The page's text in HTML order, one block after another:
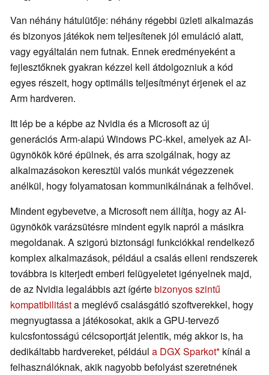
Van néhány hátulütője: néhány régebbi üzleti alkalmazás
és bizonyos játékok nem teljesítenek jól emuláció alatt,
vagy egyáltalán nem futnak. Ennek eredményeként a
fejlesztőknek gyakran kézzel kell átdolgozniuk a kód
egyes részeit, hogy optimális teljesítményt érjenek el az
Arm hardveren.
Itt lép be a képbe az Nvidia és a Microsoft az új
generációs Arm-alapú Windows PC-kkel, amelyek az AI-
ügynökök köré épülnek, és arra szolgálnak, hogy az
alkalmazásokon keresztül valós munkát végezzenek
anélkül, hogy folyamatosan kommunikálnának a felhővel.
Mindent egybevetve, a Microsoft nem állítja, hogy az AI-
ügynökök varázsütésre mindent egyik napról a másikra
megoldanak. A szigorú biztonsági funkciókkal rendelkező
komplex alkalmazások, például a csalás elleni rendszerek
továbbra is kiterjedt emberi felügyeletet igényelnek majd,
de az Nvidia legalábbis azt ígértebizonyos szintű
kompatibilitásta meglévő csalásgátló szoftverekkel, hogy
megnyugtassa a játékosokat, akik a GPU-tervező
kulcsfontosságú célcsoportját jelentik, még akkor is, ha
dedikáltabb hardvereket, például a DGX Sparkot kínál a
felhasználóknak, akik nagyobb befolyást szeretnének